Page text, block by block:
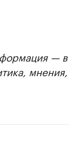
— в
мнения,